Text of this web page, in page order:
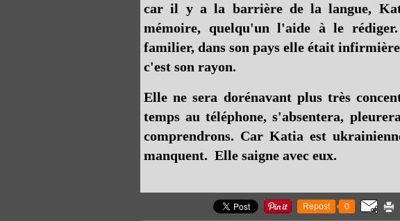
car il y a la barrière de la langue,
mémoire, quelqu'un l'aide à le
familier, dans son pays elle était
c'est son rayon.
Elle ne sera dorénavant plus très
temps au téléphone, s'absentera,
comprendrons. Car Katia est
manquent. Elle saigne avec eux.
Repost 0